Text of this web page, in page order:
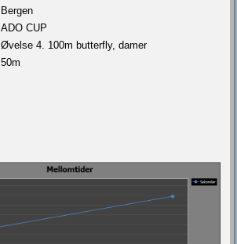
Bergen
ADO CUP
Øvelse 4. 100m butterfly, damer
50m